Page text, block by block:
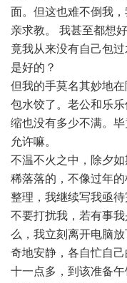
面。但这也难不倒我
亲求教。 我甚至都想
竟我从来没有自己包
是好的？
但我的手莫名其妙地
包水饺了。老公和乐
缩也没有多少不满。
允许嘛。
不温不火之中，除夕
稀落落的，不像过年
整理，我继续写我亟
不要打扰我，若有事
么，我立刻离开电脑
奇地安静，各自忙自己
十一点多，到该准备